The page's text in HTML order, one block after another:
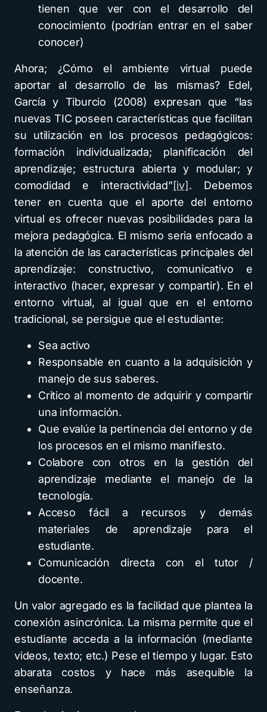
tienen que ver con el desarrollo del
conocimiento (podrían entrar en el saber
conocer)
Ahora; ¿Cómo el ambiente virtual puede
aportar al desarrollo de las mismas? Edel,
García y Tiburcio (2008) expresan que “las
nuevas TIC poseen características que facilitan
su utilización en los procesos pedagógicos:
formación individualizada; planificación del
aprendizaje; estructura abierta y modular; y
comodidad e interactividad”[iv] . Debemos
tener en cuenta que el aporte del entorno
virtual es ofrecer nuevas posibilidades para la
mejora pedagógica. El mismo seria enfocado a
la atención de las características principales del
aprendizaje: constructivo, comunicativo e
interactivo (hacer, expresar y compartir). En el
entorno virtual, al igual que en el entorno
tradicional, se persigue que el estudiante:
Sea activo
Responsable en cuanto a la adquisición y
manejo de sus saberes.
Critico al momento de adquirir y compartir
una información.
Que evalúe la pertinencia del entorno y de
los procesos en el mismo manifiesto.
Colabore con otros en la gestión del
aprendizaje mediante el manejo de la
tecnología.
Acceso fácil a recursos y demás
materiales de aprendizaje para el
estudiante.
Comunicación directa con el tutor /
docente.
Un valor agregado es la facilidad que plantea la
conexión asincrónica. La misma permite que el
estudiante acceda a la información (mediante
videos, texto; etc.) Pese el tiempo y lugar. Esto
abarata costos y hace más asequible la
enseñanza.